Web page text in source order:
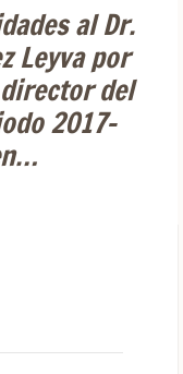
al Dr.
Leyva por
del
2017-